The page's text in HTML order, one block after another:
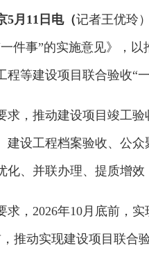
5月11日电（记者王优玲
件事”的实施意见》，
程等建设项目联合验收“
求，推动建设项目竣工
建设工程档案验收、公
化、并联办理、提质增
求，2026年10月底前，实
，推动实现建设项目联合